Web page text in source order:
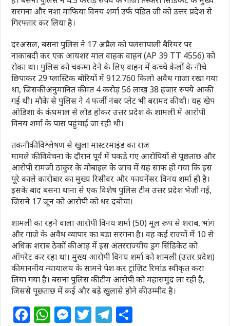
सरगना और नशा माफिया विनय शर्मा उर्फ पंडित जी को उत्तर प्रदेश से
गिरफ्तार कर लिया है।
दरअसल, बसना पुलिस ने 17 अप्रैल को पलसापाली बैरियर पर
नाकाबंदी कर एक आयशर माल वाहक वाहन (AP 39 TT 4556) को
रोका था। पुलिस को चकमा देने के लिए वाहन में कच्चे केलों के नीचे
छिपाकर 29 प्लास्टिक बोरियों में 912.760 किलो अवैध गांजा रखा गया
था, जिसकी अनुमानित कीमत 4 करोड़ 56 लाख 38 हजार रुपये आंकी
गई थी। मौके से पुलिस ने 4 फर्जी नंबर प्लेट भी बरामद की थी। यह खेप
ओडिशा के कंधमाल से लोड होकर उत्तर प्रदेश के शामली में आरोपी
विनय शर्मा के पास पहुंचाई जा रही थी।
तकनीकी विश्लेषण से खुला मास्टरमाइंड का राज
मामले की विवेचना के दौरान पूर्व में पकड़े गए आरोपियों से पूछताछ और
आरोपी रामजी ठाकुर के मोबाइल के जांच में यह साफ हो गया कि इस
पूरे काले कारोबार का मुख्य रिसीवर और फायनेंसर विनय शर्मा ही है।
इसके बाद बसना थाना से एक विशेष पुलिस टीम उत्तर प्रदेश भेजी गई,
जिसने 17 जून को आरोपी को धर दबोचा।
शामली का रहने वाला आरोपी विनय शर्मा (50) मूल रूप से शराब, भांग
और गांजे के अवैध व्यापार का बड़ा सरगना है। वह कई राज्यों में 10 से
अधिक शराब ठेकों की आड़ में इस अंतरराज्यीय ड्रग सिंडिकेट को
ऑपरेट कर रहा था। मुख्य आरोपी विनय शर्मा को शामली (उत्तर प्रदेश)
की माननीय न्यायालय के सामने पेश कर ट्रांजिट रिमांड स्वीकृत करा
लिया गया है। बसना पुलिस की टीम आरोपी को महासमुंद ला रही है,
जिससे पूछताछ में कई और बड़े खुलासे होने की उम्मीद है।
F W M T T